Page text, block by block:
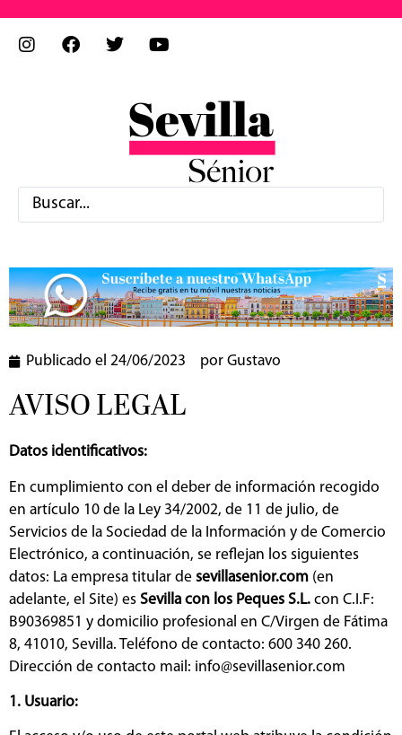
Publicado el 24/06/2023 por Gustavo
AVISO LEGAL
Datos identificativos:
En cumplimiento con el deber de información recogido
en artículo 10 de la Ley 34/2002, de 11 de julio, de
Servicios de la Sociedad de la Información y de Comercio
Electrónico, a continuación, se reflejan los siguientes
datos: La empresa titular de sevillasenior.com (en
adelante, el Site) es Sevilla con los Peques S.L. con C.I.F:
B90369851 y domicilio profesional en C/Virgen de Fátima
8, 41010, Sevilla. Teléfono de contacto: 600 340 260.
Dirección de contacto mail: info@sevillasenior.com
1. Usuario: